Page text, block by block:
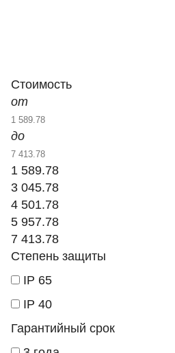
Стоимость
от
до
1 589.78
3 045.78
4 501.78
5 957.78
7 413.78
Степень защиты
IP 65
IP 40
Гарантийный срок